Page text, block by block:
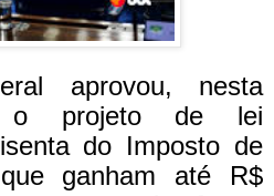
aprovou, nesta
o projeto de lei
do Imposto de
ganham até R$